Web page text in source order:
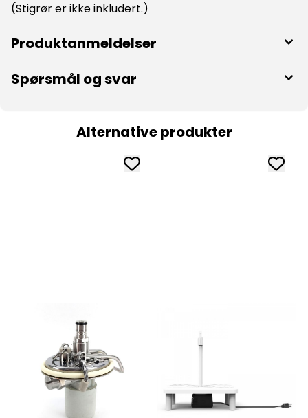
(Stigrør er ikke inkludert.)
Produktanmeldelser
Spørsmål og svar
Alternative produkter